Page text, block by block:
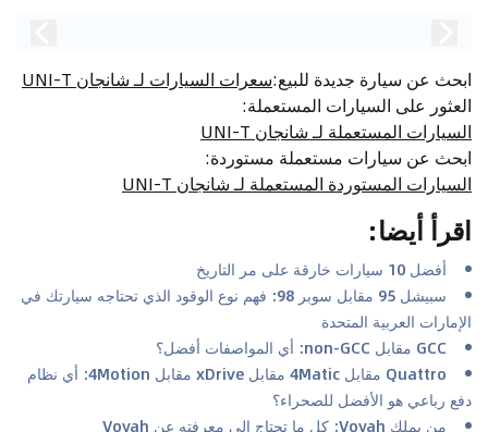
ابحث عن سيارة جديدة للبيع:سعرات السيارات لـ شانجان UNI-T
العثور على السيارات المستعملة:
السيارات المستعملة لـ شانجان UNI-T
ابحث عن سيارات مستعملة مستوردة:
السيارات المستوردة المستعملة لـ شانجان UNI-T
اقرأ أيضا:
أفضل 10 سيارات خارقة على مر التاريخ
سبيشل 95 مقابل سوبر 98: فهم نوع الوقود الذي تحتاجه سيارتك في
الإمارات العربية المتحدة
GCC مقابل non-GCC: أي المواصفات أفضل؟
Quattro مقابل 4Matic مقابل xDrive مقابل 4Motion: أي نظام
دفع رباعي هو الأفضل للصحراء؟
من يملك Voyah: كل ما تحتاج إلى معرفته عن Voyah